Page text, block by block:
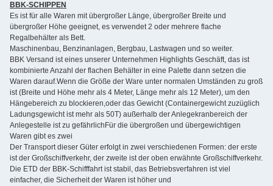
BBK-SCHIPPEN
Es ist für alle Waren mit übergroßer Länge, übergroßer Breite und
übergroßer Höhe geeignet, es verwendet 2 oder mehrere flache
Regalbehälter als Bett.
Maschinenbau, Benzinanlagen, Bergbau, Lastwagen und so weiter.
BBK Versand ist eines unserer Unternehmen Highlights Geschäft, das ist
kombinierte Anzahl der flachen Behälter in eine Palette dann setzen die
Waren darauf.Wenn die Größe der Ware unter normalen Umständen zu groß
ist (Breite und Höhe mehr als 4 Meter, Länge mehr als 12 Meter), um den
Hängebereich zu blockieren,oder das Gewicht (Containergewicht zuzüglich
Ladungsgewicht ist mehr als 50T) außerhalb der Anlegekranbereich der
Anlegestelle ist zu gefährlichFür die übergroßen und übergewichtigen
Waren gibt es zwei
Der Transport dieser Güter erfolgt in zwei verschiedenen Formen: der erste
ist der Großschiffverkehr, der zweite ist der oben erwähnte Großschiffverkehr.
Die ETD der BBK-Schifffahrt ist stabil, das Betriebsverfahren ist viel
einfacher, die Sicherheit der Waren ist höher und